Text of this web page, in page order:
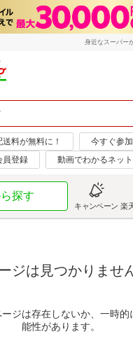
身近なスーパー
送料が無料に！
今すぐ参
員登録 動画でわかるネッ
探す
キャンペーン 楽
ジは見つかりませ
ジは存在しないか、一時的
能性があります。